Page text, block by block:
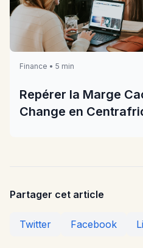
Finance • 5 min
Repérer la Marge
Change en
Partager cet article
Twitter Facebook